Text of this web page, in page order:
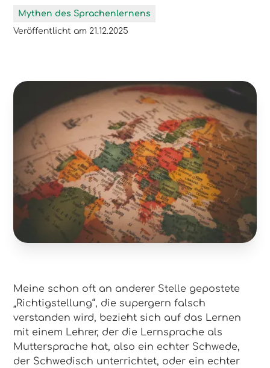
Mythen des Sprachenlernens
Veröffentlicht am 21.12.2025
Meine schon oft an anderer Stelle gepostete
„Richtigstellung“, die supergern falsch
verstanden wird, bezieht sich auf das Lernen
mit einem Lehrer, der die Lernsprache als
Muttersprache hat, also ein echter Schwede,
der Schwedisch unterrichtet, oder ein echter